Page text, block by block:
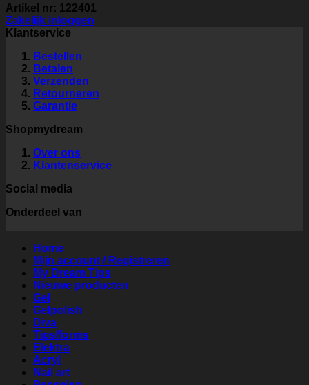
Artikel nr: 122401
Zakelijk inloggen
Klantservice
Bestellen
Betalen
Verzenden
Retourneren
Garantie
Shopmydream
Over ons
Klantenservice
Social media
Onderdeel van
Home
Mijn account / Registreren
My Dream Tips
Nieuwe producten
Gel
Gelpolish
Diva
Tips/forms
Elektra
Acryl
Nail art